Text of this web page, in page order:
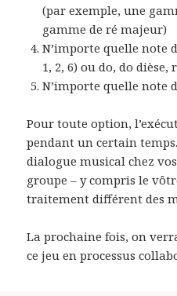
(par exemple, une
gamme de ré majeur)
N’importe quelle note
1, 2, 6) ou do, do dièse,
N’importe quelle note
Pour toute option,
pendant un certain
dialogue musical chez
groupe – y compris le
traitement différent des
La prochaine fois, on
ce jeu en processus